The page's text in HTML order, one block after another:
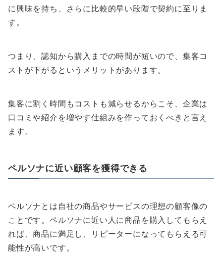
に興味を持ち、さらに比較的早い段階で契約に至りま
す。
つまり、認知から購入までの時間が短いので、集客コ
ストが下がるというメリットがあります。
集客に割く時間もコストも減らせるからこそ、企業は
口コミや紹介を増やす仕組みを作っておくべきと言え
ます。
ペルソナに近い顧客を獲得できる
ペルソナとは自社の商品やサービスの理想の顧客像の
ことです。ペルソナに近い人に商品を購入してもらえ
れば、商品に満足し、リピーターになってもらえる可
能性が高いです。